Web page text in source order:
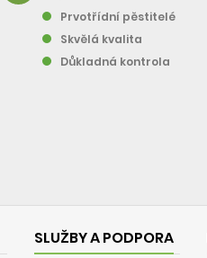
Prvotřídní pěstitelé
Skvělá kvalita
Důkladná kontrola
SLUŽBY A PODPORA